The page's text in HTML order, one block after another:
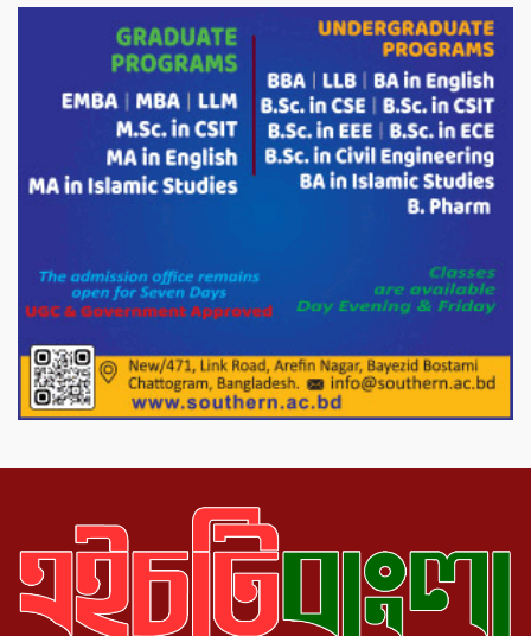
সাকিব।
দেশীয় পাঁচ প্রজাতির ছোট মাছে উদ্বেগজনক
মাত্রায় মাইক্রোপ্লাস্টিকের উপস্থিতি শনাক্ত ।
সরকারকে ব্যর্থ করতে দেশের বিরুদ্ধে একটি
দল চক্রান্ত চালিয়ে যাচ্ছে : রিজভী
দেশের বাজারে ভরিতে ১০ হাজার টাকা সোনার
দাম বাড়ানোর ঘোষণা।
ভারপ্রাপ্ত রাষ্ট্রপতি হাফিজ উদ্দিন আহমদের
সাথে এইচটি বাংলা অনলাইন পোর্টাল ও আইপি